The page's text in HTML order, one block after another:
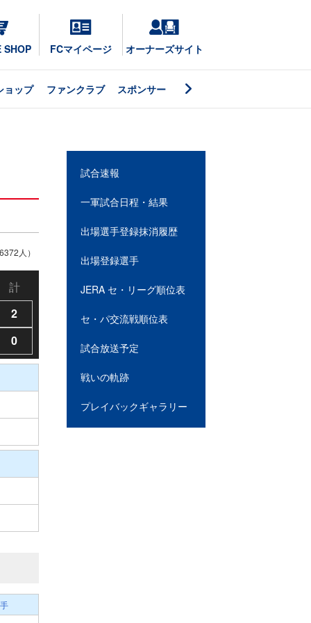
SHOP FCマイページ オーナーズサイト
ョップ ファンクラブ スポンサー
人）
計
2
0
試合速報
一軍試合日程・結果
出場選手登録抹消履歴
出場登録選手
JERA セ・リーグ順位表
セ・パ交流戦順位表
試合放送予定
戦いの軌跡
プレイバックギャラリー